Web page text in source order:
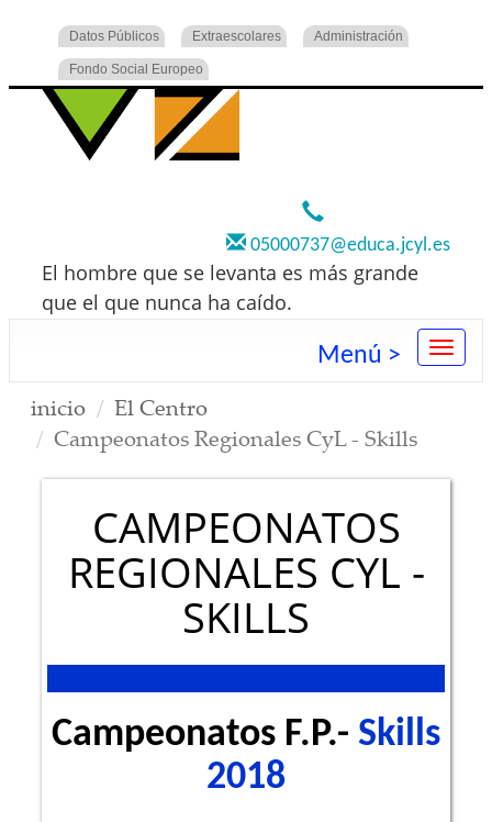
Datos Públicos Extraescolares Administración
Fondo Social Europeo
05000737@educa.jcyl.es
El hombre que se levanta es más grande
que el que nunca ha caído.
Menú >
inicio
El Centro
Campeonatos Regionales CyL - Skills
CAMPEONATOS
REGIONALES CYL -
SKILLS
Campeonatos F.P.- Skills
2018